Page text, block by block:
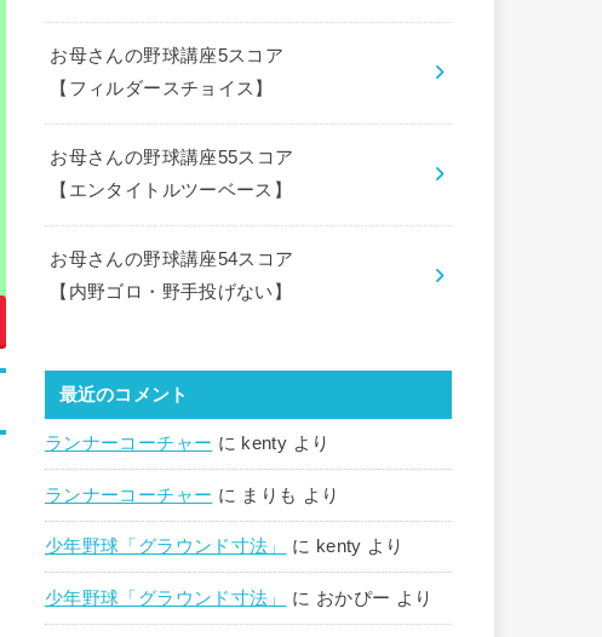
お母さんの野球講座5スコア
【フィルダースチョイス】
お母さんの野球講座55スコア
【エンタイトルツーベース】
お母さんの野球講座54スコア
【内野ゴロ・野手投げない】
最近のコメント
ランナーコーチャー に kenty より
ランナーコーチャー に まりも より
少年野球「グラウンド寸法」 に kenty より
少年野球「グラウンド寸法」 に おかぴー より